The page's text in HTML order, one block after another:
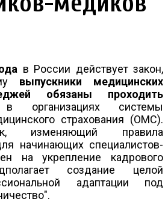
в России действует закон,
выпускники медицинских
обязаны проходить
организациях системы
страхования (ОМС).
изменяющий правила
начинающих специалистов-
на укрепление кадрового
создание целой
адаптации под